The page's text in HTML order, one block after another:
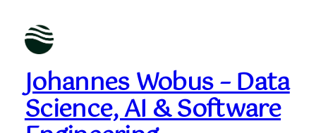
Johannes Wobus – Data
Science, AI & Software